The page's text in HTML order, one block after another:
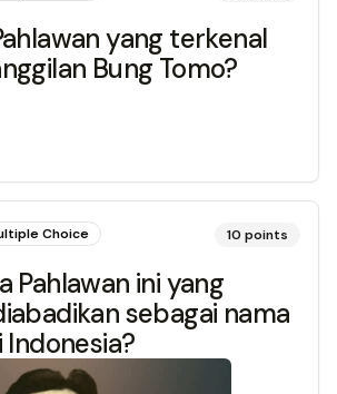
yang terkenal
Bung Tomo?
Choice 10 points
Pahlawan ini yang
sebagai nama